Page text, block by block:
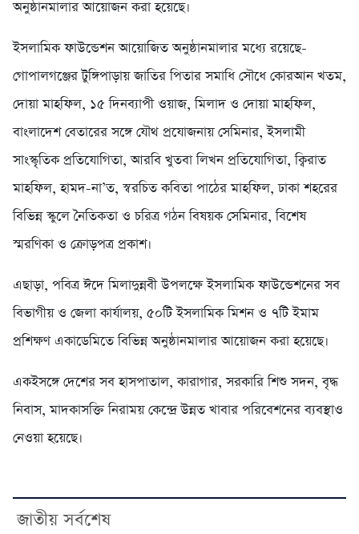
অনুষ্ঠানমালার আয়োজন করা হয়েছে।
ইসলামিক ফাউন্ডেশন আয়োজিত অনুষ্ঠানমালার মধ্যে রয়েছে-
গোপালগঞ্জের টুঙ্গিপাড়ায় জাতির পিতার সমাধি সৌধে কোরআন খতম,
দোয়া মাহফিল, ১৫ দিনব্যাপী ওয়াজ, মিলাদ ও দোয়া মাহফিল,
বাংলাদেশ বেতারের সঙ্গে যৌথ প্রযোজনায় সেমিনার, ইসলামী
সাংস্কৃতিক প্রতিযোগিতা, আরবি খুতবা লিখন প্রতিযোগিতা, ক্বিরাত
মাহফিল, হামদ-না’ত, স্বরচিত কবিতা পাঠের মাহফিল, ঢাকা শহরের
বিভিন্ন স্কুলে নৈতিকতা ও চরিত্র গঠন বিষয়ক সেমিনার, বিশেষ
স্মরণিকা ও ক্রোড়পত্র প্রকাশ।
এছাড়া, পবিত্র ঈদে মিলাদুন্নবী উপলক্ষে ইসলামিক ফাউন্ডেশনের সব
বিভাগীয় ও জেলা কার্যালয়, ৫০টি ইসলামিক মিশন ও ৭টি ইমাম
প্রশিক্ষণ একাডেমিতে বিভিন্ন অনুষ্ঠানমালার আয়োজন করা হয়েছে।
একইসঙ্গে দেশের সব হাসপাতাল, কারাগার, সরকারি শিশু সদন, বৃদ্ধ
নিবাস, মাদকাসক্তি নিরাময় কেন্দ্রে উন্নত খাবার পরিবেশনের ব্যবস্থাও
নেওয়া হয়েছে।
জাতীয় সর্বশেষ